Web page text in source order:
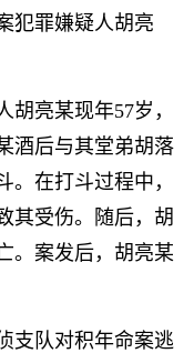
犯罪嫌疑人胡亮
亮某现年57岁，
酒后与其堂弟胡落
。在打斗过程中，
其受伤。随后，胡
。案发后，胡亮某
支队对积年命案逃